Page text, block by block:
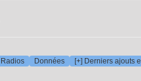
Radios Données [+] Derniers ajouts